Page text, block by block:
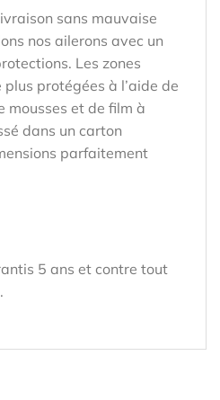
sans mauvaise
nos ailerons avec un
Les zones
protégées à l’aide de
mousses et de film à
dans un carton
parfaitement
5 ans et contre tout